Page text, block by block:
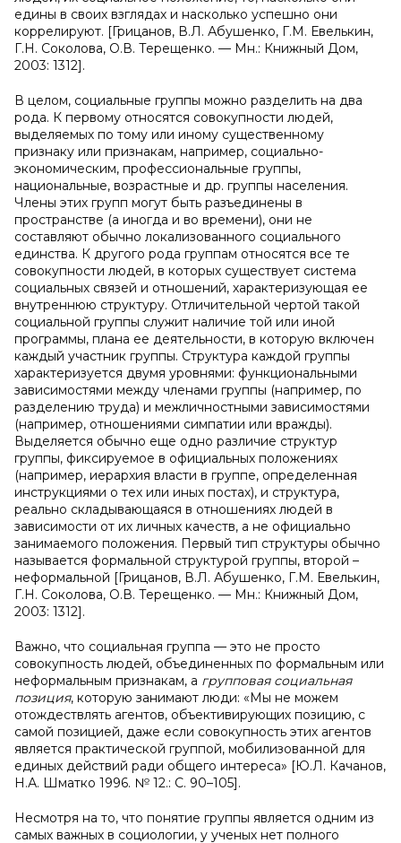
едины в своих взглядах и насколько успешно они
коррелируют. [Грицанов, В.Л. Абушенко, Г.М. Евелькин,
Г.Н. Соколова, О.В. Терещенко. — Мн.: Книжный Дом,
2003: 1312].
В целом, социальные группы можно разделить на два
рода. К первому относятся совокупности людей,
выделяемых по тому или иному существенному
признаку или признакам, например, социально-
экономическим, профессиональные группы,
национальные, возрастные и др. группы населения.
Члены этих групп могут быть разъединены в
пространстве (а иногда и во времени), они не
составляют обычно локализованного социального
единства. К другого рода группам относятся все те
совокупности людей, в которых существует система
социальных связей и отношений, характеризующая ее
внутреннюю структуру. Отличительной чертой такой
социальной группы служит наличие той или иной
программы, плана ее деятельности, в которую включен
каждый участник группы. Структура каждой группы
характеризуется двумя уровнями: функциональными
зависимостями между членами группы (например, по
разделению труда) и межличностными зависимостями
(например, отношениями симпатии или вражды).
Выделяется обычно еще одно различие структур
группы, фиксируемое в официальных положениях
(например, иерархия власти в группе, определенная
инструкциями о тех или иных постах), и структура,
реально складывающаяся в отношениях людей в
зависимости от их личных качеств, а не официально
занимаемого положения. Первый тип структуры обычно
называется формальной структурой группы, второй –
неформальной [Грицанов, В.Л. Абушенко, Г.М. Евелькин,
Г.Н. Соколова, О.В. Терещенко. — Мн.: Книжный Дом,
2003: 1312].
Важно, что социальная группа — это не просто
совокупность людей, объединенных по формальным или
неформальным признакам, а групповая социальная
позиция, которую занимают люди: «Мы не можем
отождествлять агентов, объективирующих позицию, с
самой позицией, даже если совокупность этих агентов
является практической группой, мобилизованной для
единых действий ради общего интереса» [Ю.Л. Качанов,
Н.А. Шматко 1996. № 12.: С. 90–105].
Несмотря на то, что понятие группы является одним из
самых важных в социологии, у ученых нет полного